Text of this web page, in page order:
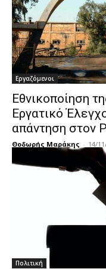
Εργαζόμενοι
Εθνικοποίηση
Εργατικό
απάντηση στον
Θοδωρής Μαράκης - 14/
Πολιτική